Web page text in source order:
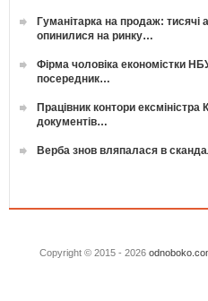
Гуманітарка на продаж: тисячі
опинилися на ринку…
Фірма чоловіка економістки
посередник…
Працівник контори ексміністра
документів…
Верба знов вляпалася в
Copyright © 2015 - 2026